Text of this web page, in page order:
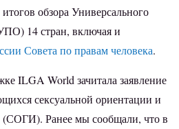
обзора Универсального
14 стран, включая и
Совета по правам человека.
ILGA World зачитала заявление
сексуальной ориентации и
(СОГИ). Ранее мы сообщали, что в